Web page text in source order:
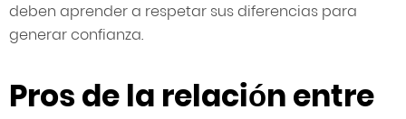
deben aprender a respetar sus diferencias para
generar confianza.
Pros de la relación entre